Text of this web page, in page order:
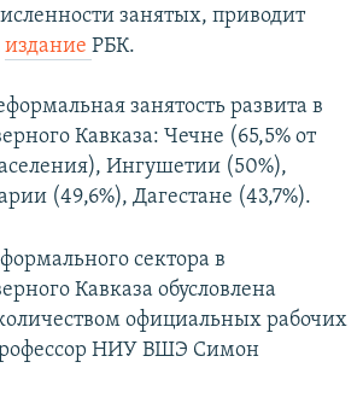
занятых, приводит
издание РБК.
занятость развита в
Кавказа: Чечне (65,5% от
Ингушетии (50%),
(49,6%), Дагестане (43,7%).
сектора в
Кавказа обусловлена
официальных рабочих
НИУ ВШЭ Симон